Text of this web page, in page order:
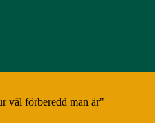
väl förberedd man är"